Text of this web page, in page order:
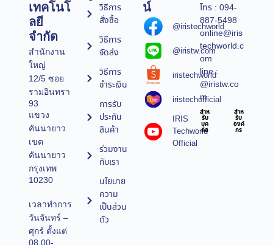
เทคโนโ
ลยี
จำกัด
สำนักงาน
ใหญ่
12/5 ซอย
รามอินทรา
93
แขวง
คันนายาว
เขต
คันนายาว
กรุงเทพ
10230
เวลาทำการ
วันจันทร์ –
ศุกร์ ตั้งแต่
08.00-
วิธีการ
สั่งซื้อ
วิธีการ
จัดส่ง
วิธีการ
ชำระเงิน
การรับ
ประกัน
สินค้า
ร่วมงาน
กับเรา
นโยบาย
ความ
เป็นส่วน
ตัว
น์
@iristechworld
@iristw.com
iristechworld
iristechofficial
IRIS
Techworld
Official
โทร : 094-
887-5498
online@iris
techworld.c
om
line :
@iristw.co
m
สำห
รับ
บุค
คล
สำห
รับ
องค์
กร